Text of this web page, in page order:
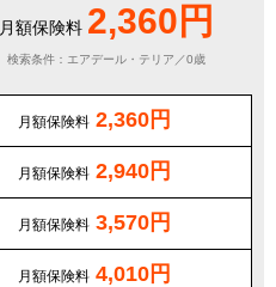
月額保険料 2,360円
検索条件：エアデール・テリア／0歳
月額保険料 2,360円
月額保険料 2,940円
月額保険料 3,570円
月額保険料 4,010円